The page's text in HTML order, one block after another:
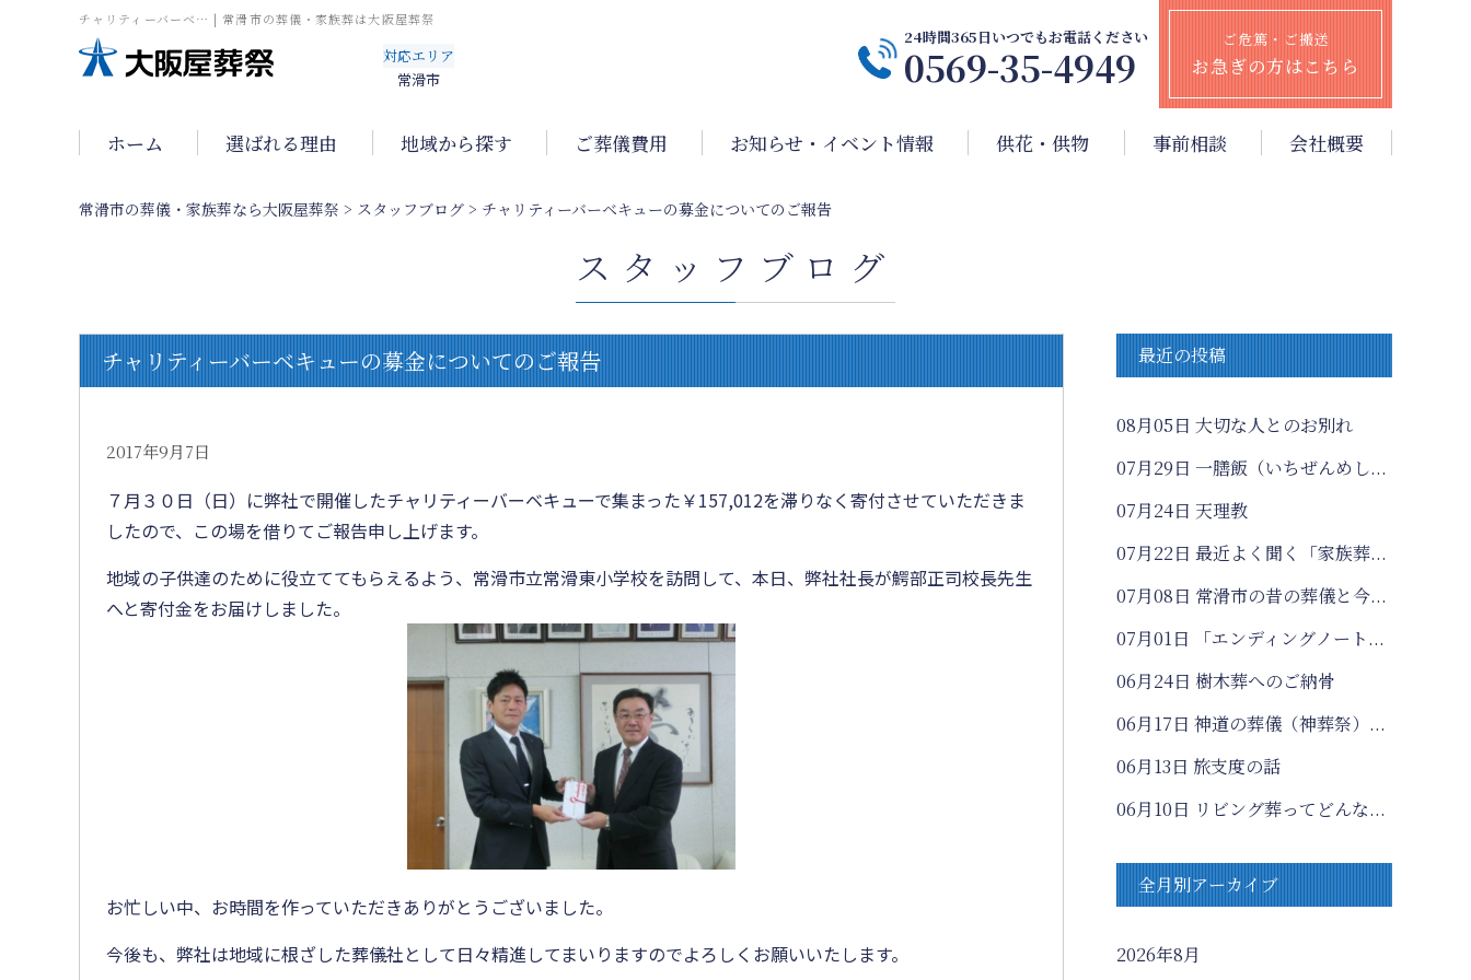
チャリティーバーベ… | 常滑市の葬儀・家族葬は大阪屋葬祭
対応エリア
常滑市
24時間365日いつでもお電話ください
0569-35-4949
ご危篤・ご搬送
お急ぎの方はこちら
ホーム 選ばれる理由 地域から探す ご葬儀費用 お知らせ・イベント情報 供花・供物 事前相談 会社概要
常滑市の葬儀・家族葬なら大阪屋葬祭 > スタッフブログ > チャリティーバーベキューの募金についてのご報告
スタッフブログ
チャリティーバーベキューの募金についてのご報告
2017年9月7日
７月３０日（日）に弊社で開催したチャリティーバーベキューで集まった￥157,012を滞りなく寄付させていただきま
したので、この場を借りてご報告申し上げます。
地域の子供達のために役立ててもらえるよう、常滑市立常滑東小学校を訪問して、本日、弊社社長が鰐部正司校長先生
へと寄付金をお届けしました。
お忙しい中、お時間を作っていただきありがとうございました。
今後も、弊社は地域に根ざした葬儀社として日々精進してまいりますのでよろしくお願いいたします。
最近の投稿
08月05日 大切な人とのお別れ
07月29日 一膳飯（いちぜんめし...
07月24日 天理教
07月22日 最近よく聞く「家族葬...
07月08日 常滑市の昔の葬儀と今...
07月01日 「エンディングノート...
06月24日 樹木葬へのご納骨
06月17日 神道の葬儀（神葬祭）...
06月13日 旅支度の話
06月10日 リビング葬ってどんな...
全月別アーカイブ
2026年8月